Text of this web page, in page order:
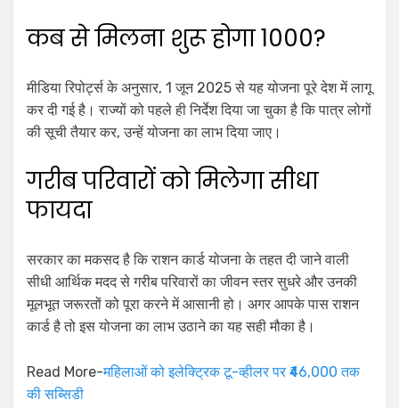
कब से मिलना शुरू होगा ₹1000?
मीडिया रिपोर्ट्स के अनुसार, 1 जून 2025 से यह योजना पूरे देश में लागू
कर दी गई है। राज्यों को पहले ही निर्देश दिया जा चुका है कि पात्र लोगों
की सूची तैयार कर, उन्हें योजना का लाभ दिया जाए।
गरीब परिवारों को मिलेगा सीधा
फायदा
सरकार का मकसद है कि राशन कार्ड योजना के तहत दी जाने वाली
सीधी आर्थिक मदद से गरीब परिवारों का जीवन स्तर सुधरे और उनकी
मूलभूत जरूरतों को पूरा करने में आसानी हो। अगर आपके पास राशन
कार्ड है तो इस योजना का लाभ उठाने का यह सही मौका है।
Read More-महिलाओं को इलेक्ट्रिक टू-व्हीलर पर ₹46,000 तक
की सब्सिडी